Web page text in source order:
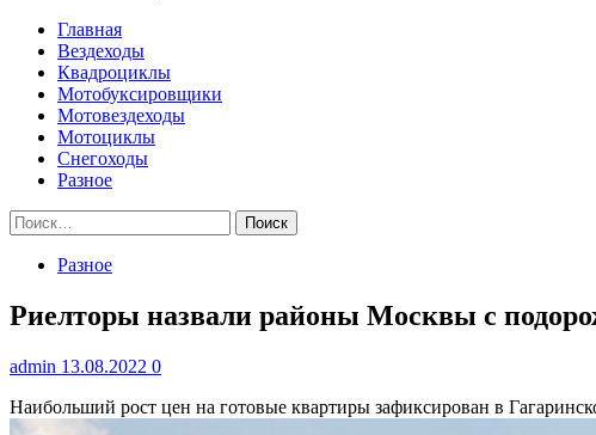
Главная
Вездеходы
Квадроциклы
Мотобуксировщики
Мотовездеходы
Мотоциклы
Снегоходы
Разное
Найти:
Разное
Риелторы назвали районы Москвы с
admin 13.08.2022 0
Наибольший рост цен на готовые квартиры зафиксирован в